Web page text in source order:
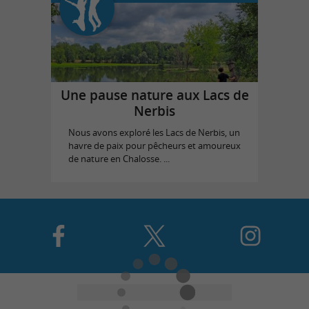
Une pause nature aux Lacs de
Nerbis
Nous avons exploré les Lacs de Nerbis, un
havre de paix pour pêcheurs et amoureux
de nature en Chalosse. ...